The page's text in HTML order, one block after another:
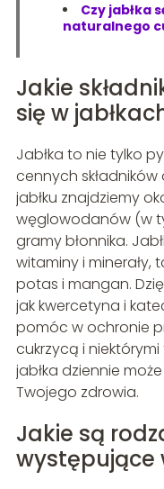
Czy jabłka
naturalnego
Jakie
się w
Jabłka to nie tylko
cennych
jabłku znajdziemy
węglowodanów (w
gramy błonnika.
witaminy i minerały,
potas i mangan.
jak kwercetyna i
pomóc w ochronie
cukrzycą i
jabłka dziennie
Twojego zdrowia.
Jakie są
występujące